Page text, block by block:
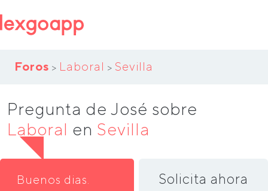
Foros > Laboral > Sevilla
Pregunta de José sobre
Laboral en Sevilla
Buenos dias.
Solicita ahora